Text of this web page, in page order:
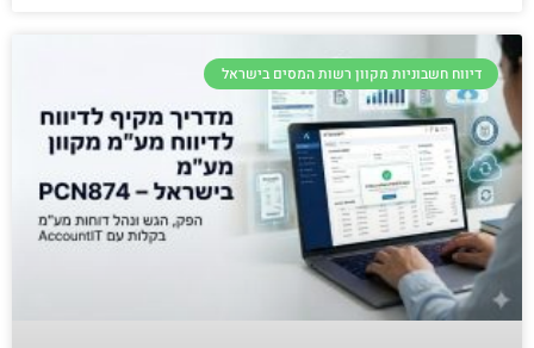
דיווח חשבוניות מקוון רשות המסים בישראל